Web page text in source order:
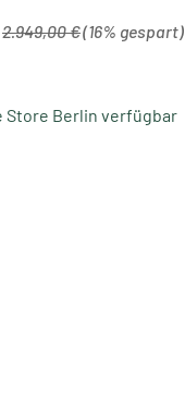
Regulärer Preis:
2.949,00 €(16% gespart)
Store Berlin verfügbar